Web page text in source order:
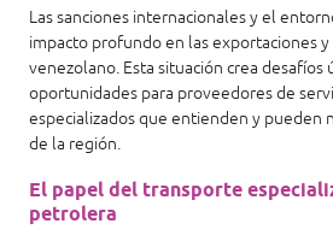
Las sanciones internacionales y el
impacto profundo en las exportaciones
venezolano. Esta situación crea desafíos
oportunidades para proveedores de
especializados que entienden y pueden
de la región.
El papel del transporte
petrolera